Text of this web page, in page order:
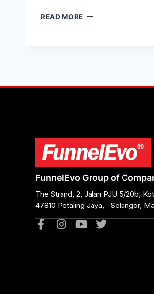
READ MORE
FunnelEvo Group of
The Strand, 2, Jalan PJU 5/20b,
47810 Petaling Jaya, Selangor,